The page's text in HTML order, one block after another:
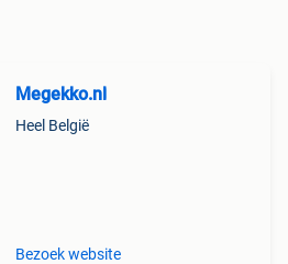
Megekko.nl
Heel België
Bezoek website